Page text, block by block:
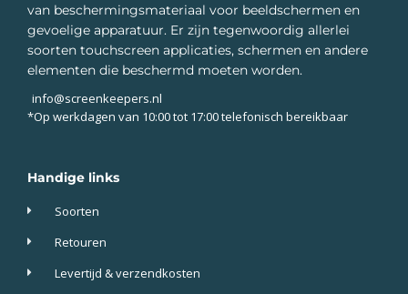
van beschermingsmateriaal voor beeldschermen en
gevoelige apparatuur. Er zijn tegenwoordig allerlei
soorten touchscreen applicaties, schermen en andere
elementen die beschermd moeten worden.
info@screenkeepers.nl
*Op werkdagen van 10:00 tot 17:00 telefonisch bereikbaar
Handige links
Soorten
Retouren
Levertijd & verzendkosten